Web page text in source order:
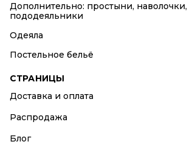
Дополнительно: простыни, наволочки,
пододеяльники
Одеяла
Постельное бельё
СТРАНИЦЫ
Доставка и оплата
Распродажа
Блог